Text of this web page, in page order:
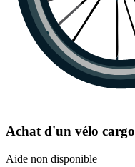
Achat d'un vélo cargo
Aide non disponible